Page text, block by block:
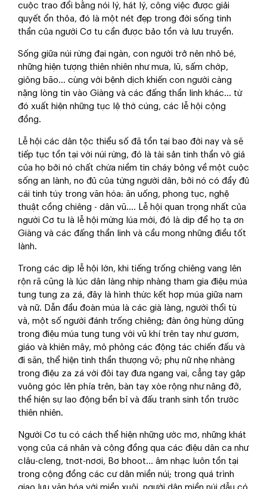
cuộc trao đổi bằng nói lý, hát lý, công việc được giải
quyết ổn thỏa, đó là một nét đẹp trong đời sống tinh
thần của người Cơ tu cần được bảo tồn và lưu truyền.
Sống giữa núi rừng đại ngàn, con người trở nên nhỏ bé,
những hiện tượng thiên nhiên như mưa, lũ, sấm chớp,
giông bão... cùng với bệnh dịch khiến con người càng
nặng lòng tin vào Giàng và các đấng thần linh khác... từ
đó xuất hiện những tục lệ thờ cúng, các lễ hội cộng
đồng.
Lễ hội các dân tộc thiểu số đã tồn tại bao đời nay và sẽ
tiếp tục tồn tại với núi rừng, đó là tài sản tinh thần vô giá
của họ bởi nó chất chứa niềm tin cháy bỏng về một cuộc
sống an lành, no đủ của từng người dân, bởi nó có đầy đủ
cái tinh túy trong văn hóa: ăn uống, phong tục, nghệ
thuật cồng chiêng - dân vũ.... Lễ hội quan trọng nhất của
người Cơ tu là lễ hội mừng lúa mới, đó là dịp để họ tạ ơn
Giàng và các đấng thần linh và cầu mong những điều tốt
lành.
Trong các dịp lễ hội lớn, khi tiếng trống chiêng vang lên
rộn rã cũng là lúc dân làng nhịp nhàng tham gia điệu múa
tung tung za zá, đây là hình thức kết hợp múa giữa nam
và nữ. Dẫn đầu đoàn múa là các già làng, người thổi tù
và, một số người đánh trống chiêng; đàn ông hùng dũng
trong điệu múa tung tung với vũ khí trên tay như gươm,
giáo và khiên mây, mô phỏng các động tác chiến đấu và
đi săn, thể hiện tinh thần thượng võ; phụ nữ nhẹ nhàng
trong điệu za zá với đôi tay đưa ngang vai, cẳng tay gập
vuông góc lên phía trên, bàn tay xòe rộng như nâng đỡ,
thể hiện sự lao động bền bỉ và đấu tranh sinh tồn trước
thiên nhiên.
Người Cơ tu có cách thể hiện những ước mơ, những khát
vọng của cá nhân và cộng đồng qua các điệu dân ca như
clâu-cleng, tnơt-nơơi, Bơ bhoot... âm nhạc luôn tồn tại
trong cộng đồng các cư dân miền núi; trong quá trình